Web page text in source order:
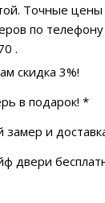
Точные цены
по телефону
.
скидка 3%!
в подарок! *
замер и
двери